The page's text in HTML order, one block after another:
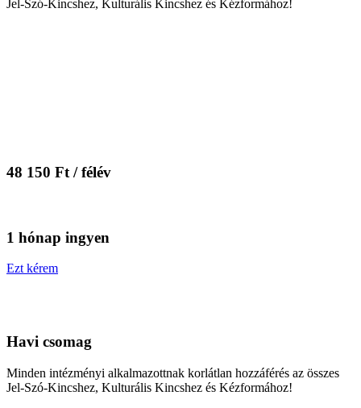
Jel-Szó-Kincshez, Kulturális Kincshez és Kézformához!
48 150 Ft / félév
1 hónap ingyen
Ezt kérem
Havi csomag
Minden intézményi alkalmazottnak korlátlan hozzáférés az összes
Jel-Szó-Kincshez, Kulturális Kincshez és Kézformához!